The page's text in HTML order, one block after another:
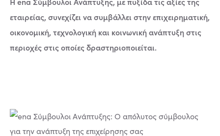
εταιρείας, συνεχίζει να συμβάλλει στην επιχειρηματική,
οικονομική, τεχνολογική και κοινωνική ανάπτυξη στις
περιοχές στις οποίες δραστηριοποιείται.